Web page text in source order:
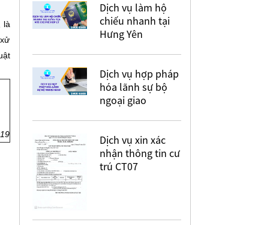
là
Dịch vụ làm hộ
chiếu nhanh tại
Hưng Yên
Dịch vụ hợp pháp
hóa lãnh sự bộ
ngoại giao
Dịch vụ xin xác
nhận thông tin cư
trú CT07